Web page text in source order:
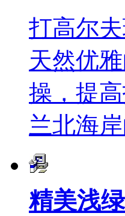
打高尔
天然优
操，提
兰北海
精美浅